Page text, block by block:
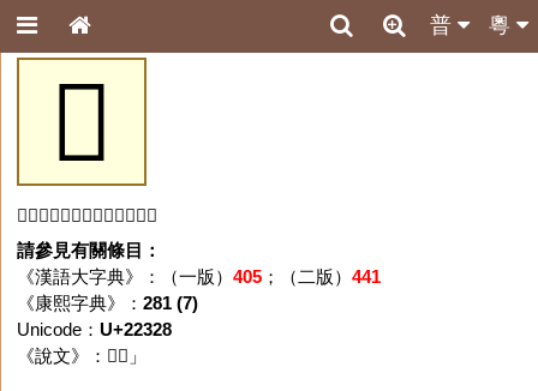
粵
普
𢌨
「𢌨」字未收錄於本資料庫。
請參見有關條目：
《漢語大字典》：（一版） 405；（二版） 441
《康熙字典》： 281 (7)
Unicode： U+22328
《說文》：「 𢌨 」